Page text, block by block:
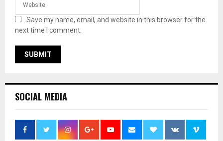
Save my name, email, and website in this browser for the
next time I comment.
SOCIAL MEDIA